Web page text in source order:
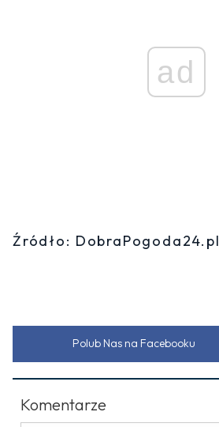
ad
Źródło: DobraPogoda24.pl
Polub Nas na Facebooku
Komentarze